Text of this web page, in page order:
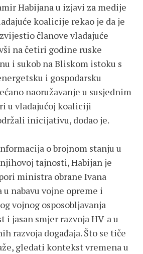
Habijana u izjavi za medije
koalicije rekao je da je
članove vladajuće
na četiri godine ruske
i sukob na Bliskom istoku s
i gospodarsku
naoružavanje u susjednim
u vladajućoj koaliciji
inicijativu, dodao je.
o brojnom stanju u
tajnosti, Habijan je
ministra obrane Ivana
u nabavu vojne opreme i
vojnog osposobljavanja
i jasan smjer razvoja HV-a u
razvoja događaja. Što se tiče
gledati kontekst vremena u